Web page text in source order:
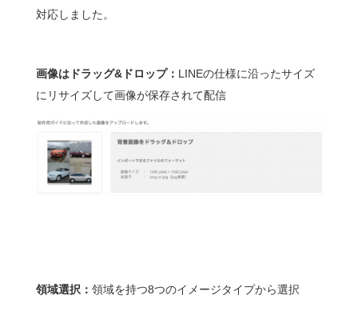
対応しました。
画像はドラッグ&ドロップ： LINEの仕様に沿ったサイズ
にリサイズして画像が保存されて配信
領域選択： 領域を持つ8つのイメージタイプから選択